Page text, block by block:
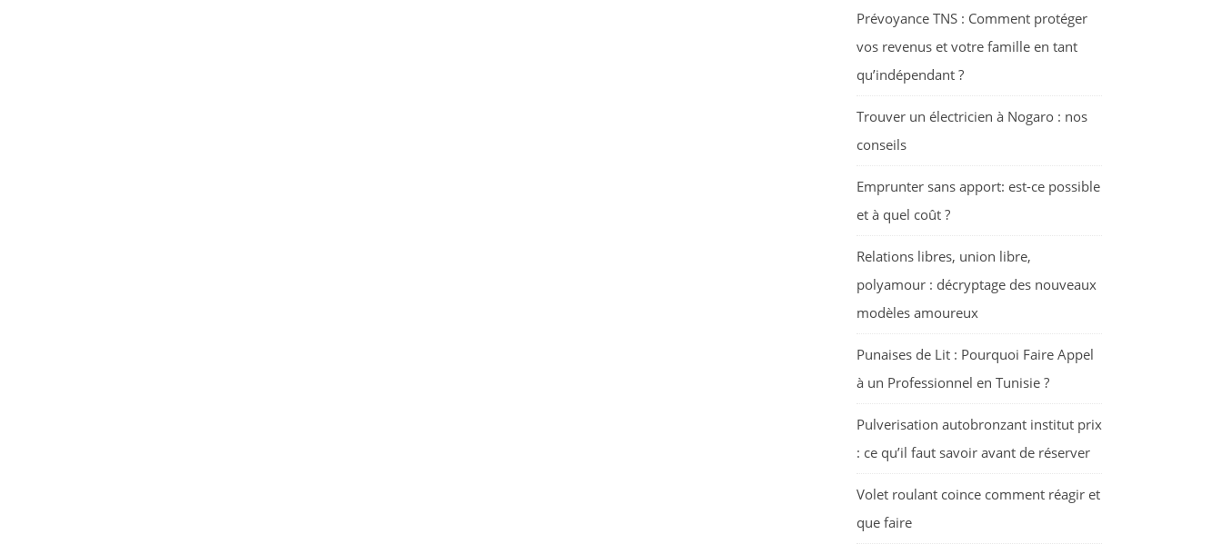
Prévoyance TNS : Comment protéger
vos revenus et votre famille en tant
qu’indépendant ?
Trouver un électricien à Nogaro : nos
conseils
Emprunter sans apport: est-ce possible
et à quel coût ?
Relations libres, union libre,
polyamour : décryptage des nouveaux
modèles amoureux
Punaises de Lit : Pourquoi Faire Appel
à un Professionnel en Tunisie ?
Pulverisation autobronzant institut prix
: ce qu’il faut savoir avant de réserver
Volet roulant coince comment réagir et
que faire